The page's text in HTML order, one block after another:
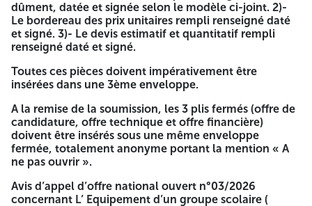
Les offres doivent être déposées auprés de la direction de
l’éducation à l’adresse indiquée ci-dessus accompagnées
de :
A) Offre de candidature :
1) - Déclaration de candidature ; remplie datée et signée,
selon le modèle ci-joint. 2) - Une déclaration de probité ;
remplie datée et signée, selon le modèle ci-joint. 3) - Les
statuts pour les sociétés. 4) - Les documents relatifs aux
pouvoirs habilitant les personnes à engager l’entreprise. 5)
- Les attestations de solvabilité bancaires. 6) - Le bilan du
dernière années approuvée par les services des Impôts ou
commissaires aux comptes 7) - Copie de l’attestation de
dépôts des comptes sociaux pour les sociétés de 03
dûment, datée et signée selon le modèle ci-joint. 2)-
Le bordereau des prix unitaires rempli renseigné daté
et signé. 3)- Le devis estimatif et quantitatif rempli
renseigné daté et signé.
Toutes ces pièces doivent impérativement être
insérées dans une 3ème enveloppe.
A la remise de la soumission, les 3 plis fermés (offre de
candidature, offre technique et offre financière)
doivent être insérés sous une même enveloppe
fermée, totalement anonyme portant la mention « A
ne pas ouvrir ».
Avis d’appel d’offre national ouvert n°03/2026
concernant L’ Equipement d’un groupe scolaire (